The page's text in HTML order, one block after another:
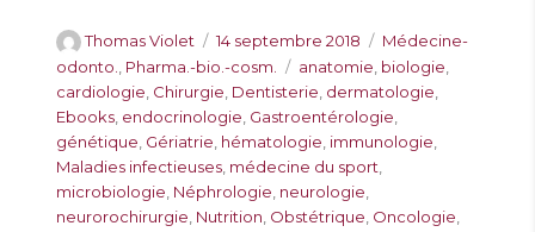
A
u
t
e
u
r
Thomas Violet
P
u
b
l
é
l
e
14 septembre 2018
C
a
t
é
g
i
Médecine-
odonto.
Pharma.-bio.-cosm.
É
t
i
q
u
e
t
anatomie biologie
cardiologie Chirurgie Dentisterie dermatologie
Ebooks endocrinologie Gastroentérologie
génétique Gériatrie hématologie immunologie
Maladies infectieuses médecine du sport
microbiologie Néphrologie neurologie
neurorochirurgie Nutrition Obstétrique Oncologie